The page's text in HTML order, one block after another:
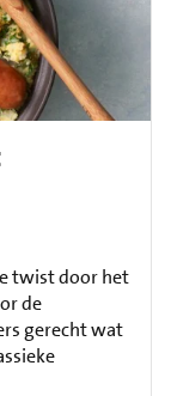
twist door het
de
gerecht wat